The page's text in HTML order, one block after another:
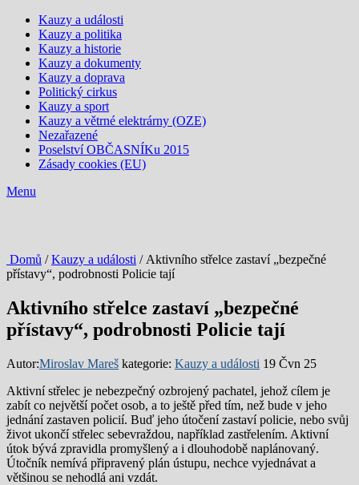
Kauzy a události
Kauzy a politika
Kauzy a historie
Kauzy a dokumenty
Kauzy a doprava
Politický cirkus
Kauzy a sport
Kauzy a větrné elektrárny (OZE)
Nezařazené
Poselství OBČASNÍKu 2015
Zásady cookies (EU)
Menu
Domů /Kauzy a události / Aktivního střelce zastaví „bezpečné
přístavy“, podrobnosti Policie tají
Aktivního střelce zastaví „bezpečné
přístavy“, podrobnosti Policie tají
Autor:Miroslav Mareš kategorie: Kauzy a události 19 Čvn 25
Aktivní střelec je nebezpečný ozbrojený pachatel, jehož cílem je
zabít co největší počet osob, a to ještě před tím, než bude v jeho
jednání zastaven policií. Buď jeho útočení zastaví policie, nebo svůj
život ukončí střelec sebevraždou, například zastřelením. Aktivní
útok bývá zpravidla promyšlený a i dlouhodobě naplánovaný.
Útočník nemívá připravený plán ústupu, nechce vyjednávat a
většinou se nehodlá ani vzdát.